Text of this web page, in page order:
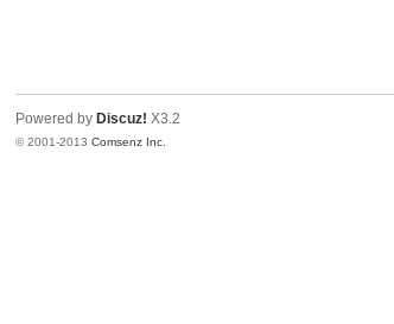
Powered by Discuz! X3.2
© 2001-2013Comsenz Inc.